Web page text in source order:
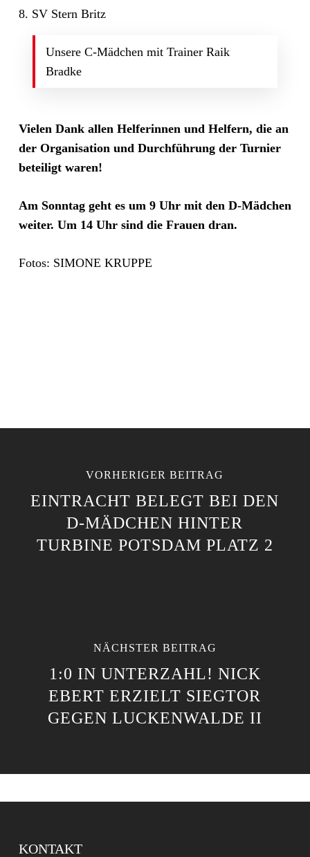
8. SV Stern Britz
Unsere C-Mädchen mit Trainer Raik
Bradke
Vielen Dank allen Helferinnen und Helfern, die an
der Organisation und Durchführung der Turnier
beteiligt waren!
Am Sonntag geht es um 9 Uhr mit den D-Mädchen
weiter. Um 14 Uhr sind die Frauen dran.
Fotos: SIMONE KRUPPE
VORHERIGER BEITRAG
EINTRACHT BELEGT BEI DEN
D-MÄDCHEN HINTER
TURBINE POTSDAM PLATZ 2
NÄCHSTER BEITRAG
1:0 IN UNTERZAHL! NICK
EBERT ERZIELT SIEGTOR
GEGEN LUCKENWALDE II
KONTAKT